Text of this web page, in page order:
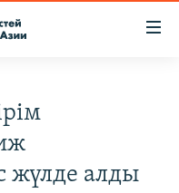
жүлде алды